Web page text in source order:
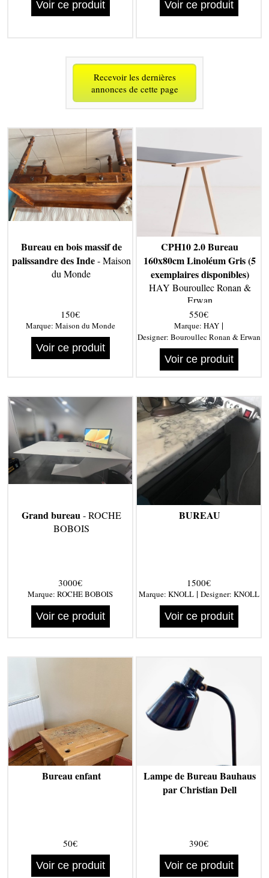
Voir ce produit Voir ce produit
Recevoir les dernières
annonces de cette page
Bureau en bois massif de
palissandre des Inde- Maison
du Monde
150€
Marque: Maison du Monde
Voir ce produit
CPH10 2.0 Bureau
160x80cm Linoléum Gris (5
exemplaires disponibles)
HAY Bouroullec Ronan &
Erwan
550€
Marque: HAY |
Designer: Bouroullec Ronan & Erwan
Voir ce produit
Grand bureau - ROCHE
BOBOIS
3000€
Marque: ROCHE BOBOIS
Voir ce produit
BUREAU
1500€
Marque: KNOLL| Designer: KNOLL
Voir ce produit
Bureau enfant
50€
Voir ce produit
Lampe de Bureau Bauhaus
par Christian Dell
390€
Voir ce produit